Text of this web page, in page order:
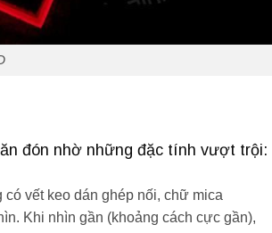
đón nhờ những đặc tính vượt trội:
vết keo dán ghép nối, chữ mica
Khi nhìn gần (khoảng cách cực gần),